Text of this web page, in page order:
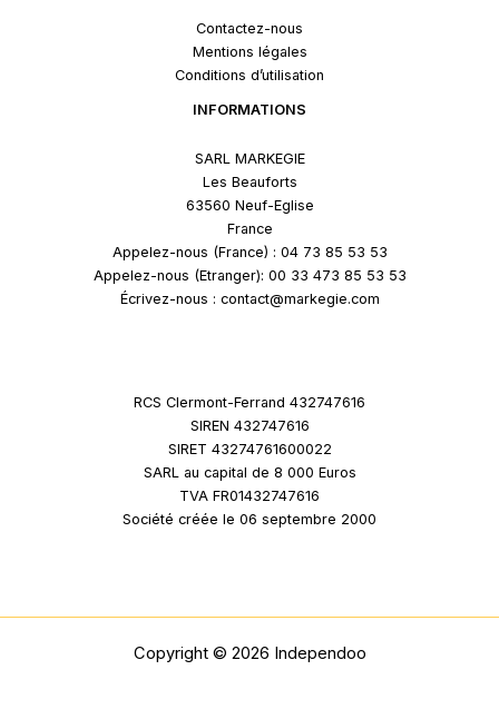
Contactez-nous
Mentions légales
Conditions d’utilisation
INFORMATIONS
SARL MARKEGIE
Les Beauforts
63560 Neuf-Eglise
France
Appelez-nous (France) : 04 73 85 53 53
Appelez-nous (Etranger): 00 33 473 85 53 53
Écrivez-nous : contact@markegie.com
RCS Clermont-Ferrand 432747616
SIREN 432747616
SIRET 43274761600022
SARL au capital de 8 000 Euros
TVA FR01432747616
Société créée le 06 septembre 2000
Copyright © 2026 Independoo